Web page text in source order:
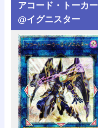
アコード・トーカー
@イグニスター